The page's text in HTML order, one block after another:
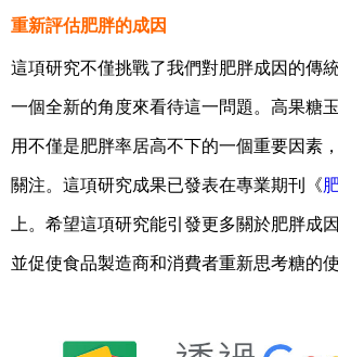
重新評估肥胖的成因
這項研究不僅挑戰了我們對肥胖成因的傳
一個全新的角度來看待這一問題。高果糖
用不僅是肥胖率居高不下的一個重要因素
關注。 這項研究成果已發表在專業期刊《
上。希望這項研究能引發更多關於肥胖成
並促使食品製造商和消費者重新思考糖的使